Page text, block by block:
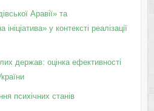
Аравії» та
у контексті реалізації
держав: оцінка ефективності
психічних станів